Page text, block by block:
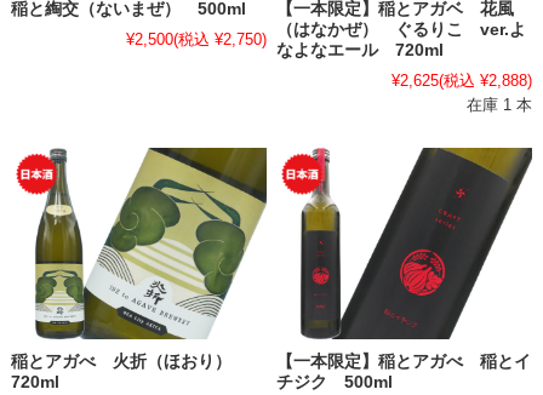
稲と綯交（ないまぜ） 500ml
¥2,500(税込 ¥2,750)
【一本限定】稲とアガベ 花風
（はなかぜ） ぐるりこ ver.よ
なよなエール 720ml
¥2,625(税込 ¥2,888)
在庫 1 本
稲とアガべ 火折（ほおり）
720ml
【一本限定】稲とアガべ 稲とイ
チジク 500ml